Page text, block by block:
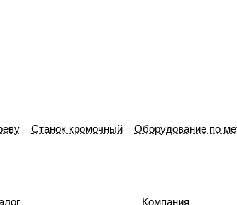
Станок кромочный Оборудование по
Компания